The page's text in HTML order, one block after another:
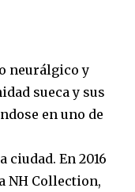
neurálgico y
sueca y sus
en uno de
ciudad. En 2016
NH Collection,